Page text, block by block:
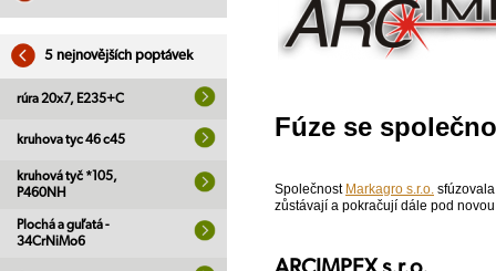
5 nejnovějších poptávek
rúra 20x7, E235+C
kruhova tyc 46 c45
kruhová tyč *105,
P460NH
Plochá a guľatá -
34CrNiMo6
Fúze se
Společnost Markagro s.r.o.
zůstávají a pokračují dále pod